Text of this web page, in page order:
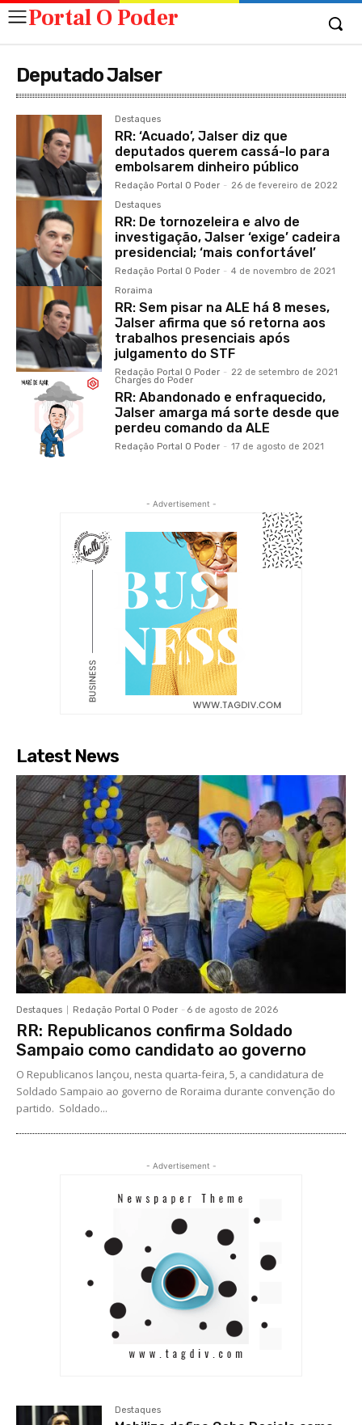
Portal O Poder
Deputado Jalser
Destaques
RR: ‘Acuado’, Jalser diz que
deputados querem cassá-lo para
embolsarem dinheiro público
Redação Portal O Poder - 26 de fevereiro de 2022
Destaques
RR: De tornozeleira e alvo de
investigação, Jalser ‘exige’ cadeira
presidencial; ‘mais confortável’
Redação Portal O Poder - 4 de novembro de 2021
Roraima
RR: Sem pisar na ALE há 8 meses,
Jalser afirma que só retorna aos
trabalhos presenciais após
julgamento do STF
Redação Portal O Poder - 22 de setembro de 2021
Charges do Poder
RR: Abandonado e enfraquecido,
Jalser amarga má sorte desde que
perdeu comando da ALE
Redação Portal O Poder - 17 de agosto de 2021
- Advertisement -
Latest News
Destaques Redação Portal O Poder - 6 de agosto de 2026
RR: Republicanos confirma Soldado
Sampaio como candidato ao governo
O Republicanos lançou, nesta quarta-feira, 5, a candidatura de
Soldado Sampaio ao governo de Roraima durante convenção do
partido. Soldado...
- Advertisement -
Destaques